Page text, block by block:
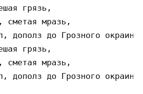
грязь,
сметая мразь,
дополз до Грозного окраин!
грязь,
сметая мразь,
дополз до Грозного окраин!